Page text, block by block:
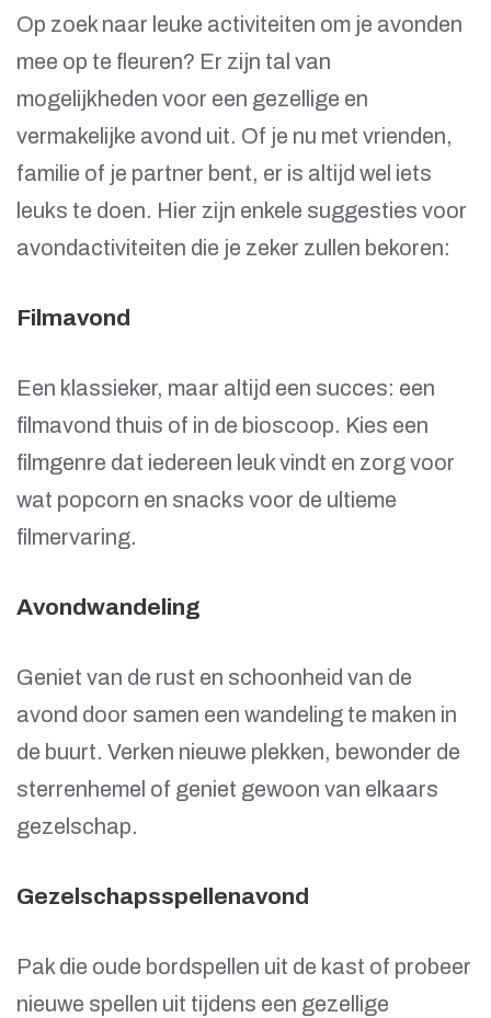
Op zoek naar leuke activiteiten om je avonden
mee op te fleuren? Er zijn tal van
mogelijkheden voor een gezellige en
vermakelijke avond uit. Of je nu met vrienden,
familie of je partner bent, er is altijd wel iets
leuks te doen. Hier zijn enkele suggesties voor
avondactiviteiten die je zeker zullen bekoren:
Filmavond
Een klassieker, maar altijd een succes: een
filmavond thuis of in de bioscoop. Kies een
filmgenre dat iedereen leuk vindt en zorg voor
wat popcorn en snacks voor de ultieme
filmervaring.
Avondwandeling
Geniet van de rust en schoonheid van de
avond door samen een wandeling te maken in
de buurt. Verken nieuwe plekken, bewonder de
sterrenhemel of geniet gewoon van elkaars
gezelschap.
Gezelschapsspellenavond
Pak die oude bordspellen uit de kast of probeer
nieuwe spellen uit tijdens een gezellige